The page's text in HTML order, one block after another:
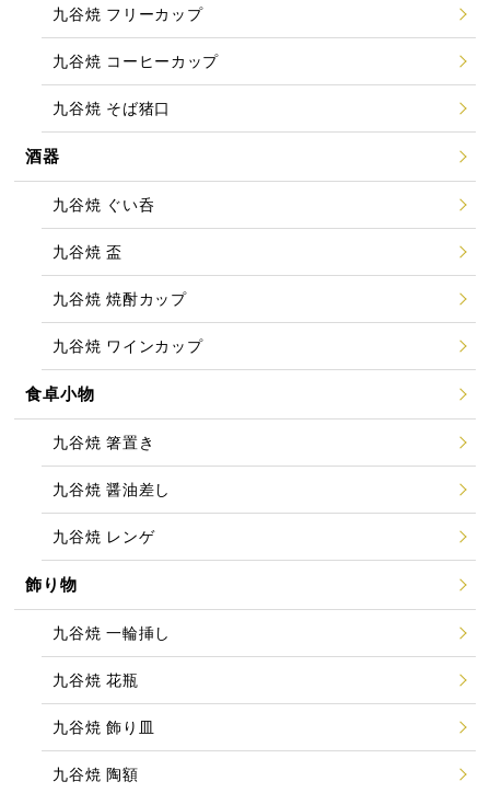
九谷焼 フリーカップ
九谷焼 コーヒーカップ
九谷焼 そば猪口
酒器
九谷焼 ぐい呑
九谷焼 盃
九谷焼 焼酎カップ
九谷焼 ワインカップ
食卓小物
九谷焼 箸置き
九谷焼 醤油差し
九谷焼 レンゲ
飾り物
九谷焼 一輪挿し
九谷焼 花瓶
九谷焼 飾り皿
九谷焼 陶額